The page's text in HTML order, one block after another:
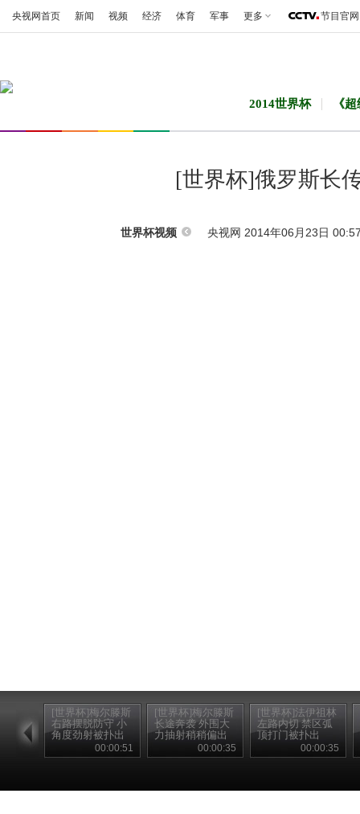
央视网首页 新闻 视频 经济 体育 军事 更多 节目官网
2014世界杯 《
[世界杯]俄罗斯长
世界杯视频 央视网 2014年06月23日
[世界杯]梅尔滕斯
右路摆脱防守 小
角度劲射被扑出
00:00:51
[世界杯]梅尔滕斯
长途奔袭 外围大
力抽射稍稍偏出
00:00:35
[世界杯]法伊祖林
左路内切 禁区弧
顶打门被扑出
00:00:35